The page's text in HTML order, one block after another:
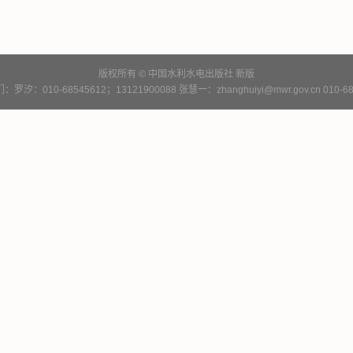
版权所有 © 中国水利水电出版社 新版
：罗汐：010-68545612；13121900088 张慧一：zhanghuiyi@mwr.gov.cn 010-